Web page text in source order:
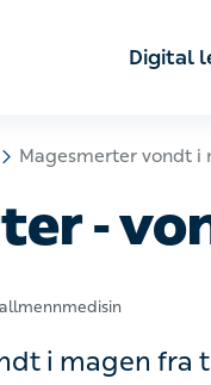
Digital
Magesmerter vondt i
-
magen fra tid